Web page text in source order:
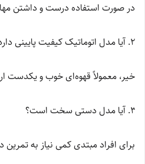
در صورت استفاده درست و داشتن
آیا مدل اتوماتیک کیفیت پایینی
خیر، معمولاً قهوه‌ای خوب و یکدست
آیا مدل دستی سخت است؟
برای افراد مبتدی کمی نیاز به تمرین